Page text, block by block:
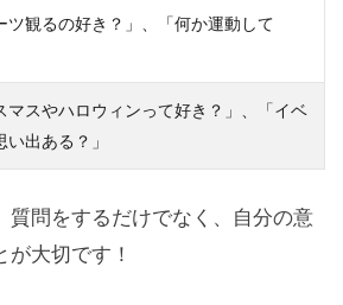
ツ観るの好き？」、「何か運動して
マスやハロウィンって好き？」、「イベ
い出ある？」
質問をするだけでなく、自分の意
が大切です！